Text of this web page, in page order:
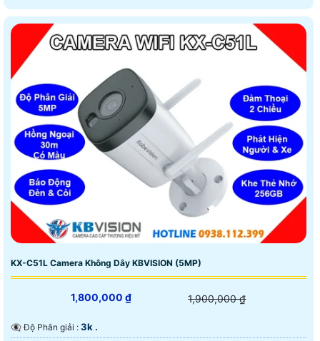
KX-C51L Camera Không Dây KBVISION (5MP)
1,800,000 ₫ 1,900,000 ₫
👁️‍🗨 Độ Phân giải : 3k .